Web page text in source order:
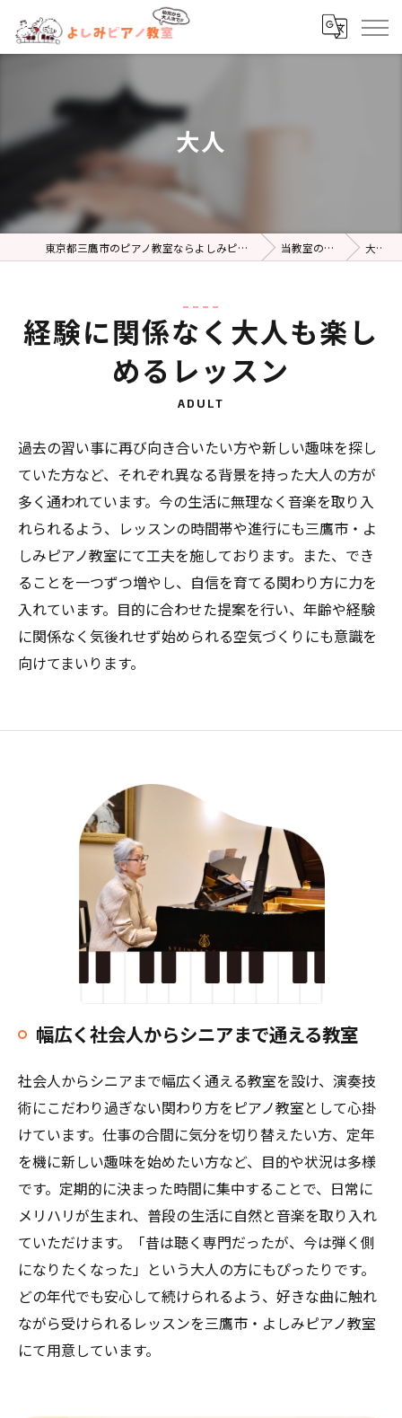
大人
東京都三鷹市のピアノ教室ならよしみピアノ教室 当教室の特徴 大人
経験に関係なく大人も楽し
めるレッスン
ADULT
過去の習い事に再び向き合いたい方や新しい趣味を探し
ていた方など、それぞれ異なる背景を持った大人の方が
多く通われています。今の生活に無理なく音楽を取り入
れられるよう、レッスンの時間帯や進行にも三鷹市・よ
しみピアノ教室にて工夫を施しております。また、でき
ることを一つずつ増やし、自信を育てる関わり方に力を
入れています。目的に合わせた提案を行い、年齢や経験
に関係なく気後れせず始められる空気づくりにも意識を
向けてまいります。
幅広く社会人からシニアまで通える教室
社会人からシニアまで幅広く通える教室を設け、演奏技
術にこだわり過ぎない関わり方をピアノ教室として心掛
けています。仕事の合間に気分を切り替えたい方、定年
を機に新しい趣味を始めたい方など、目的や状況は多様
です。定期的に決まった時間に集中することで、日常に
メリハリが生まれ、普段の生活に自然と音楽を取り入れ
ていただけます。「昔は聴く専門だったが、今は弾く側
になりたくなった」という大人の方にもぴったりです。
どの年代でも安心して続けられるよう、好きな曲に触れ
ながら受けられるレッスンを三鷹市・よしみピアノ教室
にて用意しています。